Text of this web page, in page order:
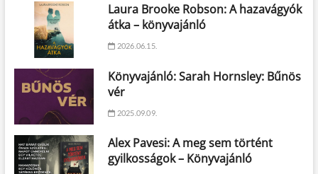
Laura Brooke Robson: A hazavágyók
átka – könyvajánló
2026.06.15.
Könyvajánló: Sarah Hornsley: Bűnös
vér
2025.09.09.
Alex Pavesi: A meg sem történt
gyilkosságok – Könyvajánló